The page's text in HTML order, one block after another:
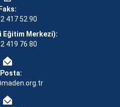
Faks:
417 52 90
Eğitim Merkezi):
419 76 80